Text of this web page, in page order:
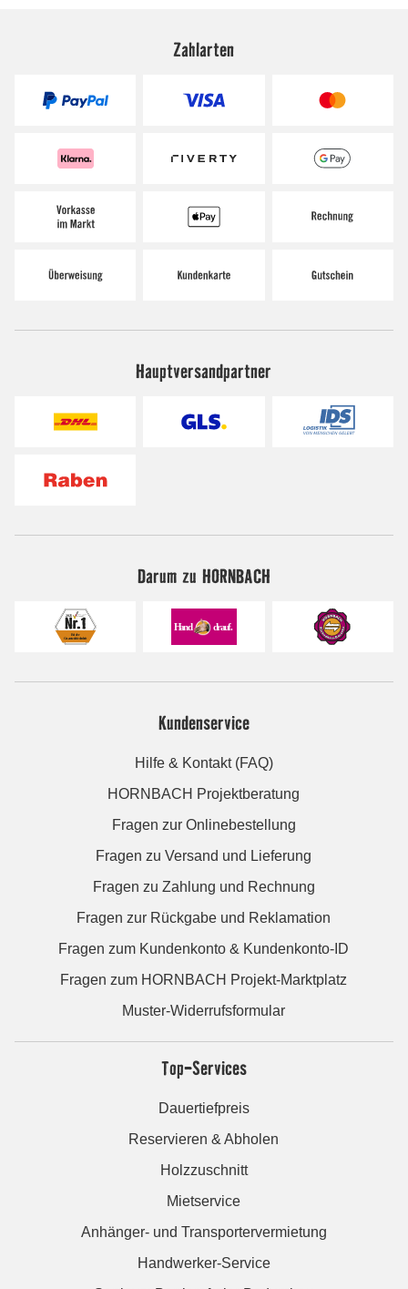
Zahlarten
Hauptversandpartner
Darum zu HORNBACH
Kundenservice
Hilfe & Kontakt (FAQ)
HORNBACH Projektberatung
Fragen zur Onlinebestellung
Fragen zu Versand und Lieferung
Fragen zu Zahlung und Rechnung
Fragen zur Rückgabe und Reklamation
Fragen zum Kundenkonto & Kundenkonto-ID
Fragen zum HORNBACH Projekt-Marktplatz
Muster-Widerrufsformular
Top-Services
Dauertiefpreis
Reservieren & Abholen
Holzzuschnitt
Mietservice
Anhänger- und Transportervermietung
Handwerker-Service